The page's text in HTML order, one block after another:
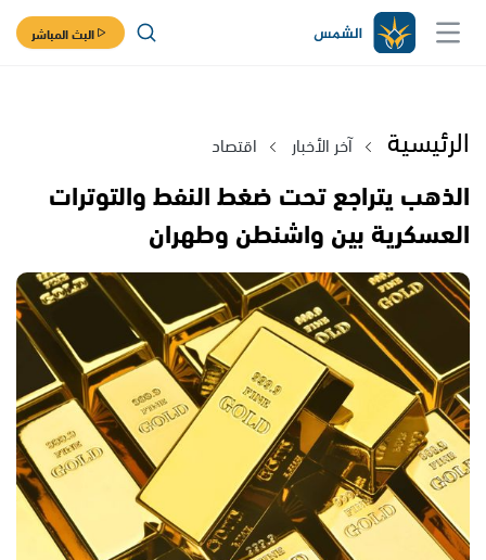
البث المباشر
الرئيسية آخر الأخبار اقتصاد
الذهب يتراجع تحت ضغط النفط والتوترات
العسكرية بين واشنطن وطهران